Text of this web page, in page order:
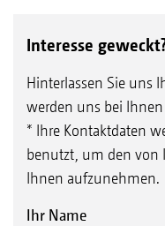
Interesse
Hinterlassen Sie uns
werden uns bei
* Ihre Kontaktdaten
benutzt, um den von
Ihnen aufzunehmen.
Ihr Name